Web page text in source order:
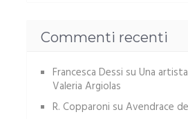
Commenti recenti
Francesca Dessi su Una
Valeria Argiolas
R. Copparoni su Avendrace